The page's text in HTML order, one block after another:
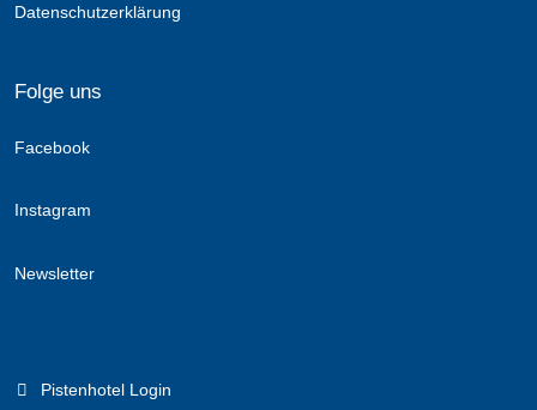
Datenschutzerklärung
Folge uns
Facebook
Instagram
Newsletter
Pistenhotel Login